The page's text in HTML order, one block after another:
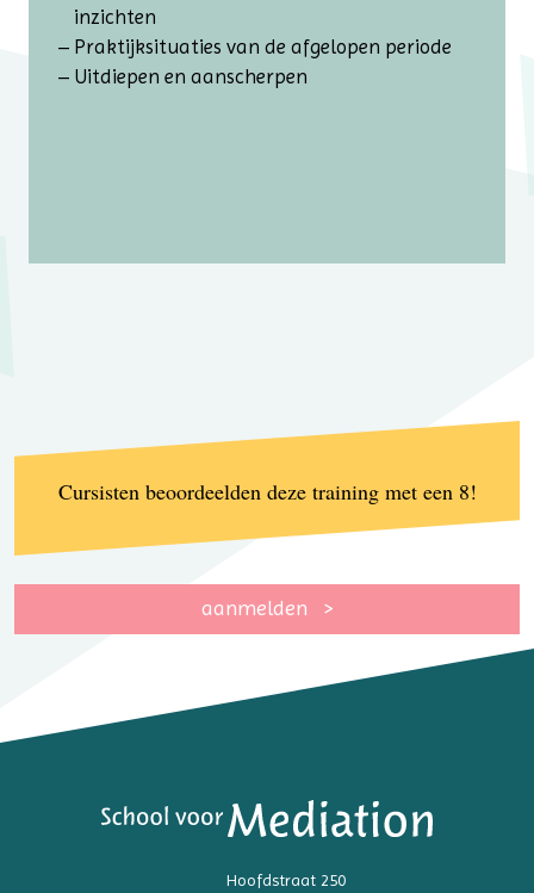
inzichten
Praktijksituaties van de afgelopen periode
Uitdiepen en aanscherpen
Cursisten beoordeelden deze training met een 8!
aanmelden
Hoofdstraat 250